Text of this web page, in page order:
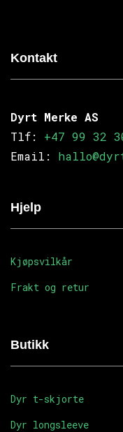
Kontakt
Dyrt Merke AS
Tlf: +47 99 32
Email:
Hjelp
Kjøpsvilkår
Frakt og retur
Butikk
Dyr t-skjorte
Dyr longsleeve